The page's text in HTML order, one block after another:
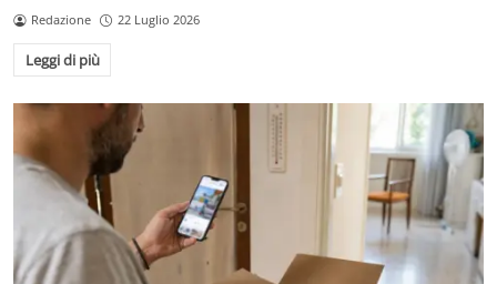
Redazione 22 Luglio 2026
Leggi di più